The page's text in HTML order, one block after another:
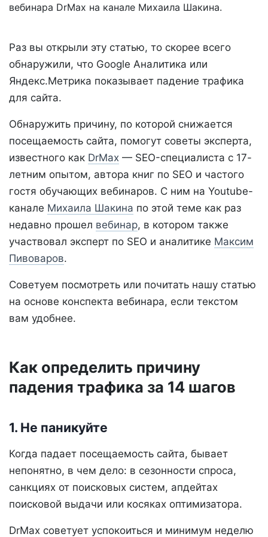
вебинара DrMax на канале Михаила Шакина.
Раз вы открыли эту статью, то скорее всего
обнаружили, что Google Аналитика или
Яндекс.Метрика показывает падение трафика
для сайта.
Обнаружить причину, по которой снижается
посещаемость сайта, помогут советы эксперта,
известного как DrMax — SEO-специалиста с 17-
летним опытом, автора книг по SEO и частого
гостя обучающих вебинаров. С ним на Youtube-
канале Михаила Шакина по этой теме как раз
недавно прошел вебинар, в котором также
участвовал эксперт по SEO и аналитике Максим
Пивоваров.
Советуем посмотреть или почитать нашу статью
на основе конспекта вебинара, если текстом
вам удобнее.
Как определить причину
падения трафика за 14 шагов
1. Не паникуйте
Когда падает посещаемость сайта, бывает
непонятно, в чем дело: в сезонности спроса,
санкциях от поисковых систем, апдейтах
поисковой выдачи или косяках оптимизатора.
DrMax советует успокоиться и минимум неделю